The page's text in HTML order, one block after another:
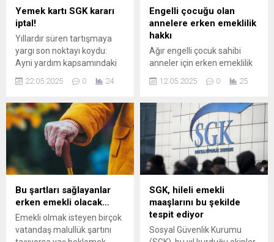
engelli çalışanlar arasında
geniş bir yankı uyandırdı.
Konunun detaylarını SGK
uzmanı Özgür Erdursun...
Yemek kartı SGK kararı
iptal!
Yıllardır süren tartışmaya
yargı son noktayı koydu:
Ayni yardım kapsamındaki
primi dışında kalacak.
Kurulu, Türkiye’de işverenleri
ve milyonlarca çalışanı
doğrudan ilgilendiren kritik
bir karara ...
22.05.2025 0 24
Engelli çocuğu olan
annelere erken emeklilik
hakkı
Ağır engelli çocuk sahibi
anneler için erken emeklilik
bilgilendirici rehber.
kalitenizi artırın.
12.05.2025 0 25
Bu şartları sağlayanlar
erken emekli olacak…
Emekli olmak isteyen birçok
vatandaş malullük şartını
SGK, hileli emekli
maaşlarını bu şekilde
tespit ediyor
Sosyal Güvenlik Kurumu